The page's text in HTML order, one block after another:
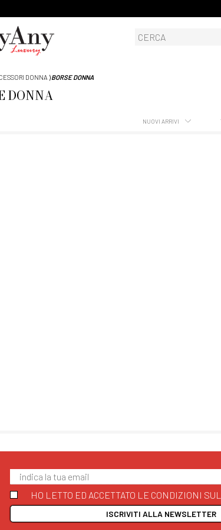
DONNA ⟩BORSE DONNA
DONNA
HO LETTO ED ACCETTATO LE CONDIZIONI
ISCRIVITI ALLA NEWSLETTER